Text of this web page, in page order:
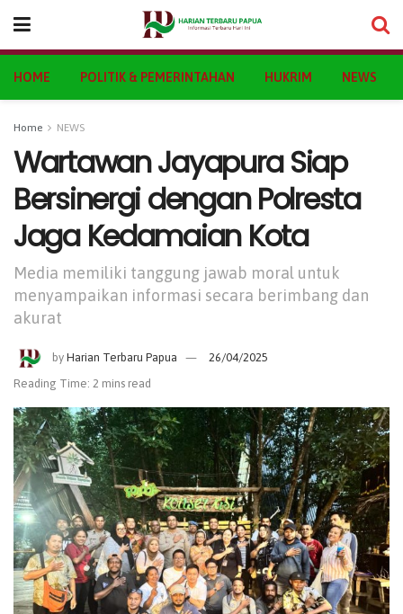
HOME POLITIK & PEMERINTAHAN HUKRIM NEWS
Home NEWS
Wartawan Jayapura Siap
Bersinergi dengan Polresta
Jaga Kedamaian Kota
Media memiliki tanggung jawab moral untuk
menyampaikan informasi secara berimbang dan
akurat
by Harian Terbaru Papua
26/04/2025
Reading Time: 2 mins read